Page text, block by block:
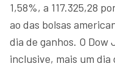
1,58%, a 117.325,28
ao das bolsas
dia de ganhos. O Dow
inclusive, mais um dia